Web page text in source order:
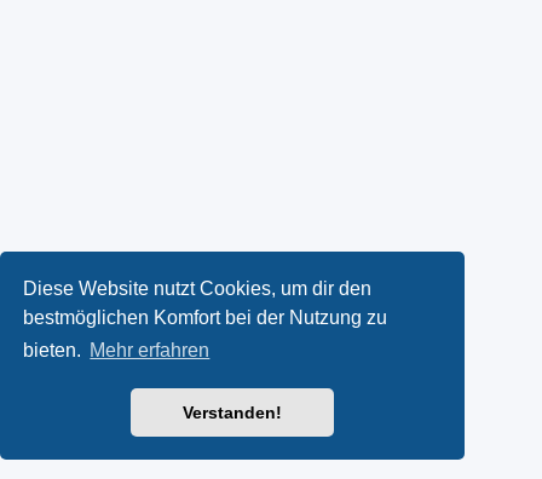
Diese Website nutzt Cookies, um dir den
bestmöglichen Komfort bei der Nutzung zu
bieten. Mehr erfahren
Verstanden!